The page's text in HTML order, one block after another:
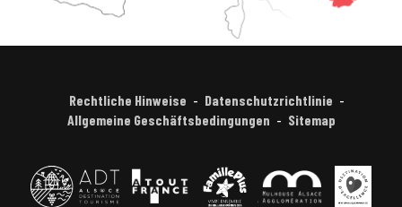
Rechtliche Hinweise
Datenschutzrichtlinie
Allgemeine Geschäftsbedingungen
Sitemap